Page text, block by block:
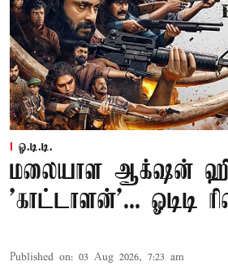
ஓ.டி.டி.
மலையாள ஆக்‌ஷன்
'காட்டாளன்'... ஓடிடி
Published on: 03 Aug 2026, 7:23 am